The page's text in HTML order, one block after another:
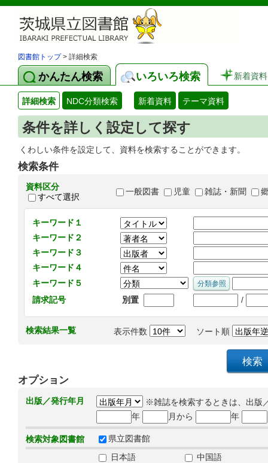
図書館トップ> 詳細検索
かんたん検索 いろいろ検索 新着資料
詳細検索 NDC分類検索 新着資料 テーマ資料
条件を詳しく設定して探す
くわしい条件を設定して、資料を検索することができます。
検索条件
資料区分
すべて選択
一般図書 児童 雑誌・新聞
キーワード１
キーワード２
キーワード３
キーワード４
キーワード５
請求記号
別置 /
検索結果一覧 表示件数 ソート順
オプション
出版／発行年月
※雑誌を検索するときは、出版
年
月から 年
検索対象図書館 県立図書館
日本語
中国語